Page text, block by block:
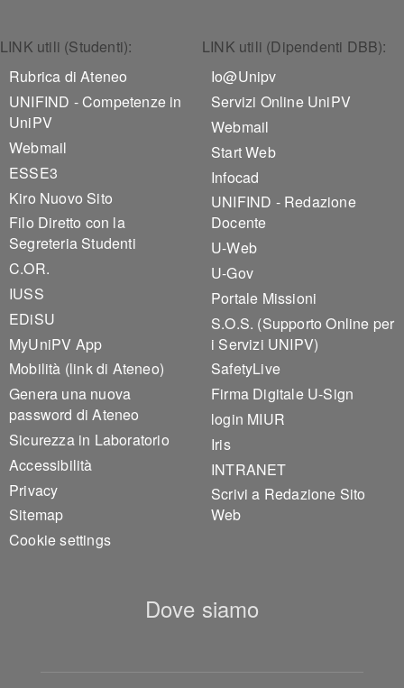
Footer 1
LINK utili (Studenti):
Rubrica di Ateneo
UNIFIND - Competenze in
UniPV
Webmail
ESSE3
Kiro Nuovo Sito
Filo Diretto con la
Segreteria Studenti
C.OR.
IUSS
EDiSU
MyUniPV App
Mobilità (link di Ateneo)
Genera una nuova
password di Ateneo
Sicurezza in Laboratorio
Accessibilità
Privacy
Sitemap
Cookie settings
Footer 2
LINK utili (Dipendenti DBB):
Io@Unipv
Servizi Online UniPV
Webmail
Start Web
Infocad
UNIFIND - Redazione
Docente
U-Web
U-Gov
Portale Missioni
S.O.S. (Supporto Online per
i Servizi UNIPV)
SafetyLive
Firma Digitale U-Sign
login MIUR
Iris
INTRANET
Scrivi a Redazione Sito
Web
Dove siamo